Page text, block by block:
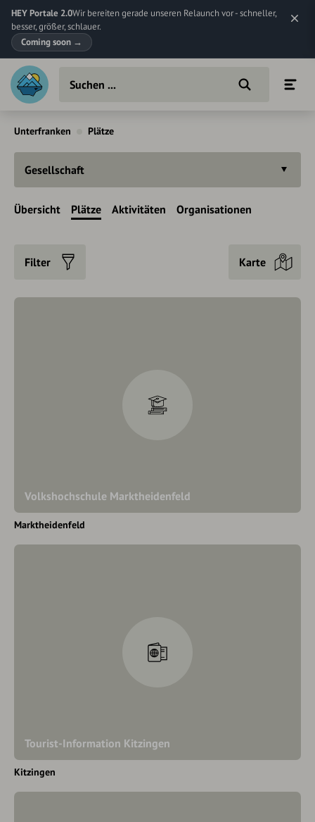
HEY Portale 2.0Wir bereiten gerade unseren Relaunch vor - schneller,
besser, größer, schlauer.
Coming soon →
Unterfranken Plätze
Gesellschaft
Übersicht Plätze Aktivitäten Organisationen
Filter Karte
Volkshochschule Marktheidenfeld
Marktheidenfeld
Tourist-Information Kitzingen
Kitzingen